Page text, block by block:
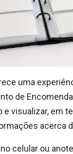
uma
de
e visualizar, em
acerca
celular ou